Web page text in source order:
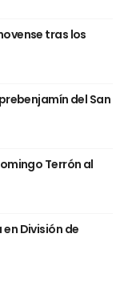
tras los
del San
Terrón al
en División de